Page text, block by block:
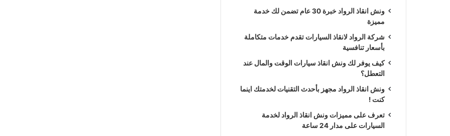
ونش انقاذ الرواد خبرة 30 عام تضمن لك خدمة
مميزة
شركة الرواد لانقاذ السيارات تقدم خدمات متكاملة
بأسعار تنافسية
كيف يوفر لك ونش انقاذ سيارات الوقت والمال عند
التعطل؟
ونش انقاذ الرواد مجهز بأحدث التقنيات لخدمتك اينما
كنت !
تعرف على مميزات ونش انقاذ الرواد لخدمة
السيارات على مدار 24 ساعة